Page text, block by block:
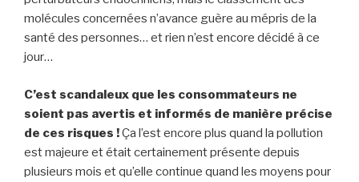
molécules concernées n’avance guère au mépris de la
santé des personnes… et rien n’est encore décidé à ce
jour…
C’est scandaleux que les consommateurs ne
soient pas avertis et informés de manière précise
de ces risques !Ça l’est encore plus quand la pollution
est majeure et était certainement présente depuis
plusieurs mois et qu’elle continue quand les moyens pour